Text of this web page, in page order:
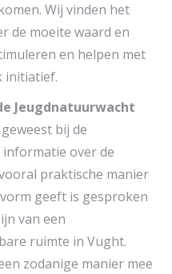
Wij vinden het
de moeite waard en
en helpen met
initiatief.
Jeugdnatuurwacht
bij de
informatie over de
praktische manier
geeft is gesproken
van een
ruimte in Vught.
zodanige manier mee